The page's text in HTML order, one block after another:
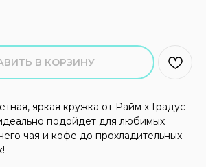
В КОРЗИНУ
яркая кружка от Райм х Градус
подойдет для любимых
чая и кофе до прохладительных